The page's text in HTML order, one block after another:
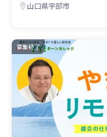
山口県宇部市
募集終了